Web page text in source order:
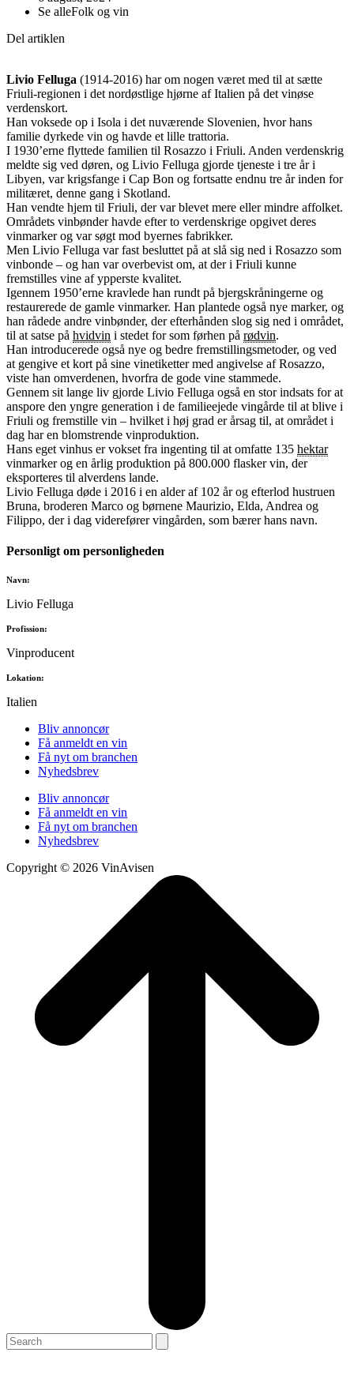
Se alleFolk og vin
Del artiklen
Livio Felluga (1914-2016) har om nogen været med til at sætte
Friuli-regionen i det nordøstlige hjørne af Italien på det vinøse
verdenskort.
Han voksede op i Isola i det nuværende Slovenien, hvor hans
familie dyrkede vin og havde et lille trattoria.
I 1930’erne flyttede familien til Rosazzo i Friuli. Anden verdenskrig
meldte sig ved døren, og Livio Felluga gjorde tjeneste i tre år i
Libyen, var krigsfange i Cap Bon og fortsatte endnu tre år inden for
militæret, denne gang i Skotland.
Han vendte hjem til Friuli, der var blevet mere eller mindre affolket.
Områdets vinbønder havde efter to verdenskrige opgivet deres
vinmarker og var søgt mod byernes fabrikker.
Men Livio Felluga var fast besluttet på at slå sig ned i Rosazzo som
vinbonde – og han var overbevist om, at der i Friuli kunne
fremstilles vine af ypperste kvalitet.
Igennem 1950’erne kravlede han rundt på bjergskråningerne og
restaurerede de gamle vinmarker. Han plantede også nye marker, og
han rådede andre vinbønder, der efterhånden slog sig ned i området,
til at satse på hvidvin i stedet for som førhen på rødvin.
Han introducerede også nye og bedre fremstillingsmetoder, og ved
at gengive et kort på sine vinetiketter med angivelse af Rosazzo,
viste han omverdenen, hvorfra de gode vine stammede.
Gennem sit lange liv gjorde Livio Felluga også en stor indsats for at
anspore den yngre generation i de familieejede vingårde til at blive i
Friuli og fremstille vin – hvilket i høj grad er årsag til, at området i
dag har en blomstrende vinproduktion.
Hans eget vinhus er vokset fra ingenting til at omfatte 135 hektar
vinmarker og en årlig produktion på 800.000 flasker vin, der
eksporteres til alverdens lande.
Livio Felluga døde i 2016 i en alder af 102 år og efterlod hustruen
Bruna, broderen Marco og børnene Maurizio, Elda, Andrea og
Filippo, der i dag viderefører vingården, som bærer hans navn.
Personligt om personligheden
Navn:
Livio Felluga
Profission:
Vinproducent
Lokation:
Italien
Bliv annoncør
Få anmeldt en vin
Få nyt om branchen
Nyhedsbrev
Bliv annoncør
Få anmeldt en vin
Få nyt om branchen
Nyhedsbrev
Copyright © 2026 VinAvisen